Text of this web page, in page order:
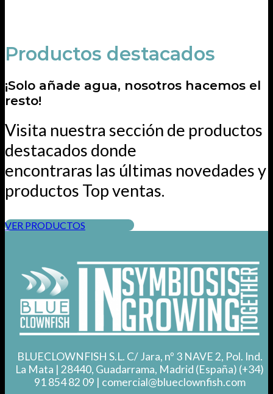
Productos destacados
¡Solo añade agua, nosotros hacemos el
resto!
Visita nuestra sección de productos
destacados donde
encontraras las últimas novedades y
productos Top ventas.
VER PRODUCTOS
BLUECLOWNFISH S.L. C/ Jara, nº 3 NAVE 2, Pol. Ind.
La Mata | 28440, Guadarrama, Madrid (España) (+34)
91 854 82 09 | comercial@blueclownfish.com